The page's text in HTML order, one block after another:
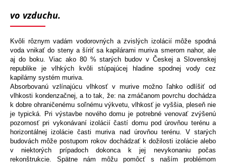
vo vzduchu.
Kvôli rôznym vadám vodorovných a zvislých izolácií môže spodná
voda vnikať do steny a šíriť sa kapilárami muriva smerom nahor, ale
aj do boku. Viac ako 80 % starých budov v Českej a Slovenskej
republike je vlhkých kvôli stúpajúcej hladine spodnej vody cez
kapilárny systém muriva.
Absorbovanú vzlínajúcu vlhkosť v murive možno ľahko odlíšiť od
vlhkosti kondenzačnej, a to tak, že: na zmáčanom povrchu dochádza
k dobre ohraničenému soľnému výkvetu, vlhkosť je vyššia, pleseň nie
je typická. Pri výstavbe nového domu je potrebné venovať zvýšenú
pozornosť pri vykonávaní izolácií častí domu pod úrovňou terénu a
horizontálnej izolácie časti muriva nad úrovňou terénu. V starých
budovách môže postupom rokov dochádzať k dožilosti izolácie alebo
v niektorých prípadoch dokonca k jej nevykonaniu počas
rekonštrukcie. Spätne nám môžu pomôcť s naším problémom